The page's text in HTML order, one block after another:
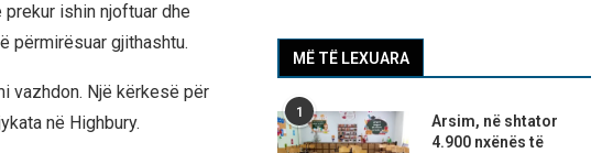
ishin njoftuar dhe
përmirësuar gjithashtu.
vazhdon. Një kërkesë për
në Highbury.
MË TË LEXUARA
1
Arsim, në shtator
4.900 nxënës të